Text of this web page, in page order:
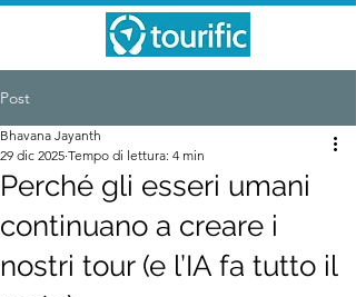
Post
Perché gli esseri umani
continuano a creare i
nostri tour (e l’IA fa tutto il
Bhavana Jayanth
29 dic 2025 Tempo di lettura: 4 min